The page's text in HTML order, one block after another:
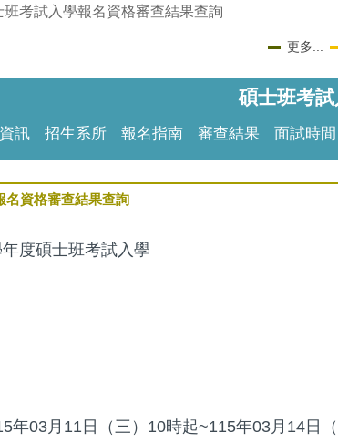
考試入學報名資格審查結果查詢
更多...
碩士班考
訊 招生系所 報名指南 審查結果 面試時間
名資格審查結果查詢
度碩士班考試入學
年03月11日（三）10時起~115年03月14